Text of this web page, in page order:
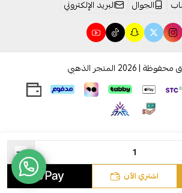
اشتري الآن
الجوال البريد الإلكتروني
محفوظة | 2026 المتجر الذهبي